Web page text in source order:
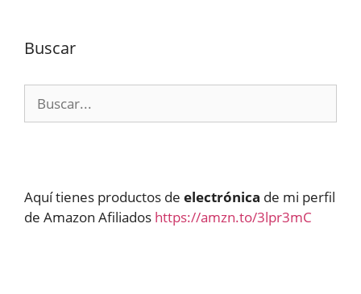
Buscar
Aquí tienes productos de electrónica de mi perfil
de Amazon Afiliados https://amzn.to/3lpr3mC